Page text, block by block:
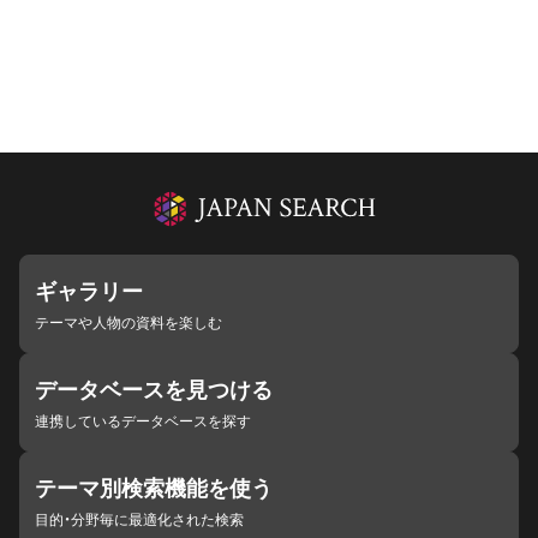
ギャラリー
テーマや人物の資料を楽しむ
データベースを見つける
連携しているデータベースを探す
テーマ別検索機能を使う
目的・分野毎に最適化された検索